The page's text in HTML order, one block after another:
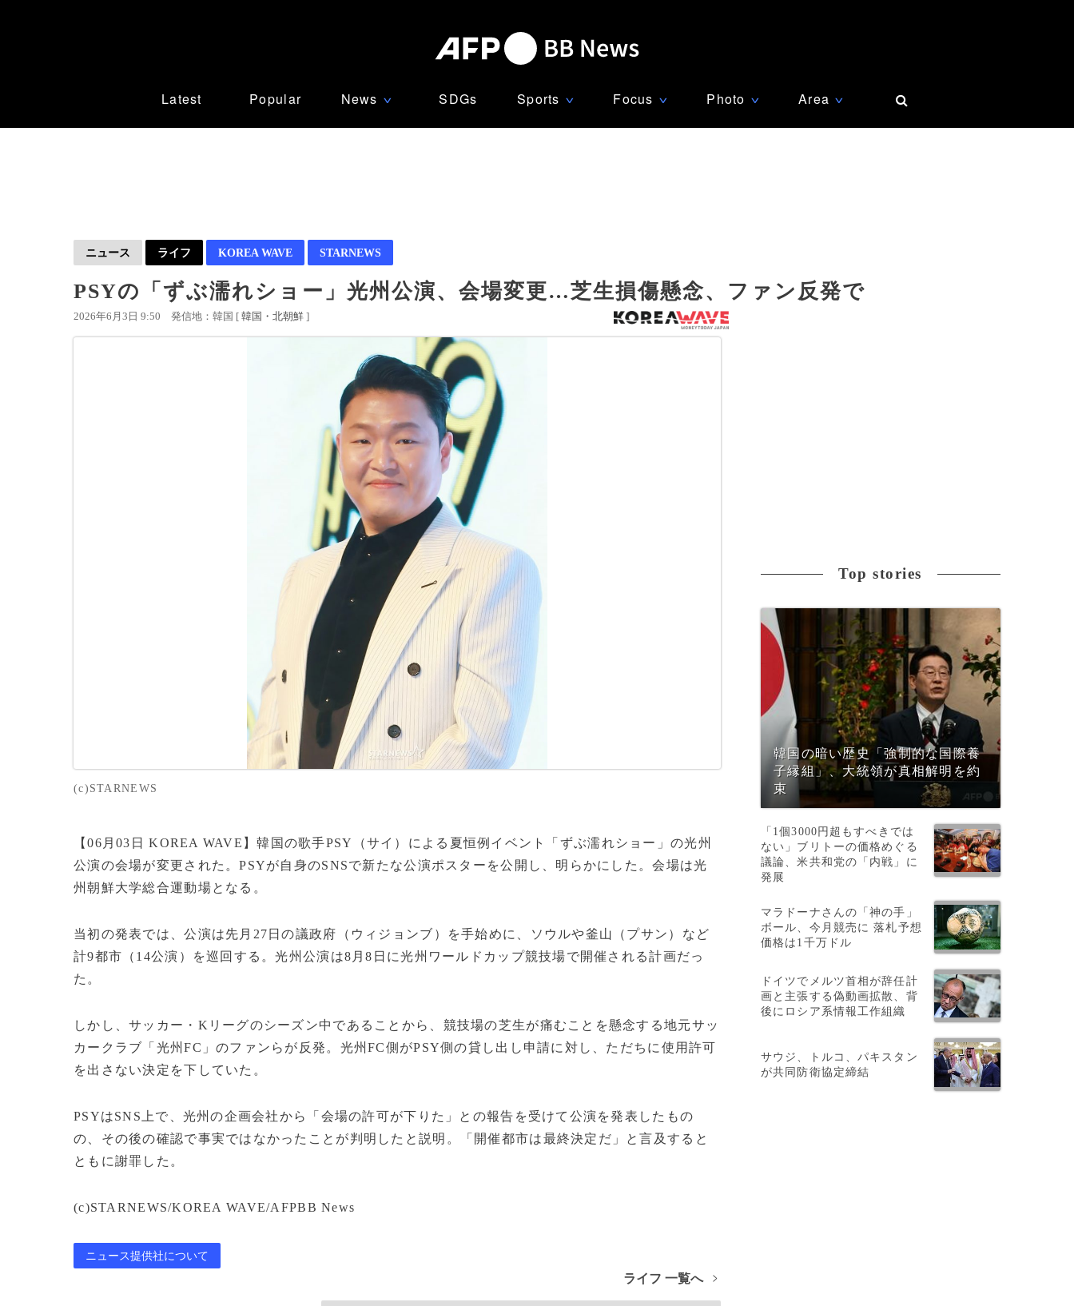
Latest Popular News ∨ SDGs Sports ∨ Focus ∨ Photo ∨ Area ∨
ニュース ライフ KOREA WAVE STARNEWS
PSYの「ずぶ濡れショー」光州公演、会場変更…芝生損傷懸念、ファン反発で
2026年6月3日 9:50 発信地：韓国 [ 韓国・北朝鮮 ]
(c)STARNEWS
【06月03日 KOREA WAVE】韓国の歌手PSY（サイ）による夏恒例イベント「ずぶ濡れショー」の光州
公演の会場が変更された。PSYが自身のSNSで新たな公演ポスターを公開し、明らかにした。会場は光
州朝鮮大学総合運動場となる。
当初の発表では、公演は先月27日の議政府（ウィジョンブ）を手始めに、ソウルや釜山（プサン）など
計9都市（14公演）を巡回する。光州公演は8月8日に光州ワールドカップ競技場で開催される計画だっ
た。
しかし、サッカー・Kリーグのシーズン中であることから、競技場の芝生が痛むことを懸念する地元サッ
カークラブ「光州FC」のファンらが反発。光州FC側がPSY側の貸し出し申請に対し、ただちに使用許可
を出さない決定を下していた。
PSYはSNS上で、光州の企画会社から「会場の許可が下りた」との報告を受けて公演を発表したもの
の、その後の確認で事実ではなかったことが判明したと説明。「開催都市は最終決定だ」と言及すると
ともに謝罪した。
(c)STARNEWS/KOREA WAVE/AFPBB News
ニュース提供社について
ライフ 一覧へ >
Top stories
韓国の暗い歴史「強制的な国際養
子縁組」、大統領が真相解明を約
束
「1個3000円超もすべきでは
ない」ブリトーの価格めぐる
議論、米共和党の「内戦」に
発展
マラドーナさんの「神の手」
ボール、今月競売に 落札予想
価格は1千万ドル
ドイツでメルツ首相が辞任計
画と主張する偽動画拡散、背
後にロシア系情報工作組織
サウジ、トルコ、パキスタン
が共同防衛協定締結